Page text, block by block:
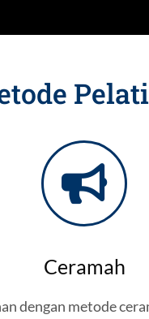
Ceramah
dengan metode